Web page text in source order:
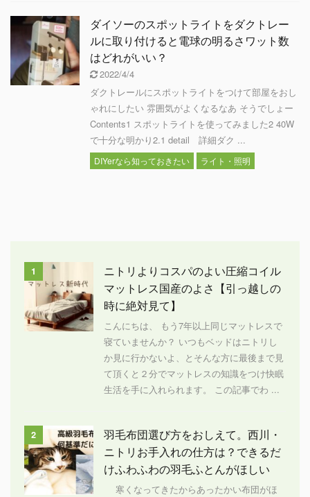
ダイソーのスポットライトをダクトレー
ルに取り付けると電球の明るさワット数
はどれがいい？
2022/4/4
ダクトレールにスポットライトをつけて部屋をおし
ゃれにしたい 雰囲気がよくなるなあ そうでしょー
Contents1 スポットライトを使ってみました2 40W
で十分な明かり2.1 detail 詳細ダク ...
DIYerなら知っておきたい ライト・照明
1
ニトリよりコスパのよい圧縮コイル
マットレス国産のよさ【引っ越しの
時に絶対見て】
こんにちは、 もう7年以上同じマットレスで
寝ていませんか？ いつもベッドはニトリし
か見に行かないよ、とそんな方に最後まで見
て頂くと２分でマットレスの知識をつけ快眠
生活を手に入れられます。 この記事でわ ...
2
羽毛布団選び方をおしえて。西川・
ニトリお手入れの仕方は？できるだ
けふわふわの羽毛ふとんがほしい
寒くなってきたからあったかい布団がほ